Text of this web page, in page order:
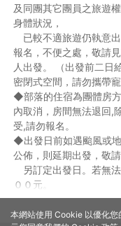
及同團其它團員之旅遊
身體狀況，
已較不適旅遊仍執意
報名，不便之處，敬請
人出發。 （出發前二
密閉式空間，請勿攜帶
◆部落的住宿為團體房
內取消，房間無法退回,
受,請勿報名。
◆出發日前如遇颱風或
公佈，則延期出發，敬
另訂定出發日。若無
００元。
◆車位編排，依旅客現
報名。
本網站使用 Cookie 以優化